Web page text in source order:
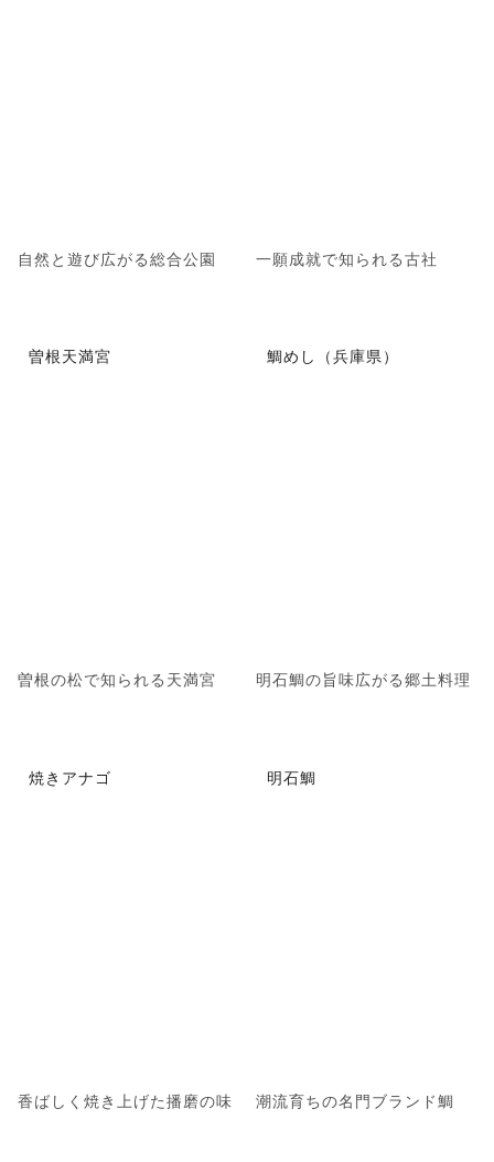
自然と遊び広がる総合公園 一願成就で知られる古社
曽根天満宮
曽根の松で知られる天満宮
鯛めし（兵庫県）
明石鯛の旨味広がる郷土料理
焼きアナゴ
香ばしく焼き上げた播磨の味
明石鯛
潮流育ちの名門ブランド鯛